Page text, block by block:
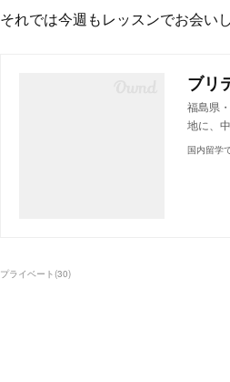
それでは今週もレッスンでお会い
ブリ
福島県
地に、
国内留学
プライベート(30)